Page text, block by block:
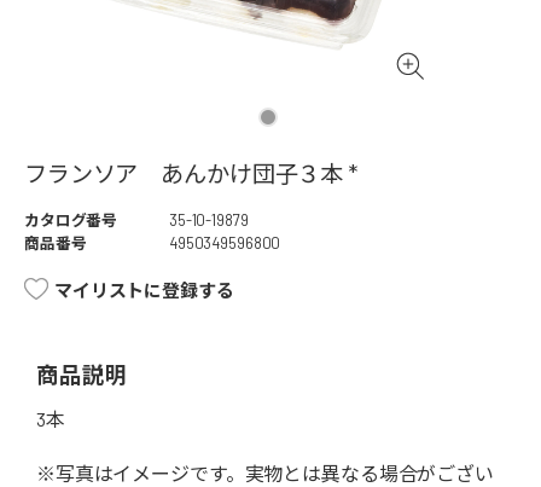
フランソア あんかけ団子３本 *
カタログ番号
35-10-19879
商品番号
4950349596800
マイリストに登録する
商品説明
3本
※写真はイメージです。実物とは異なる場合がござい